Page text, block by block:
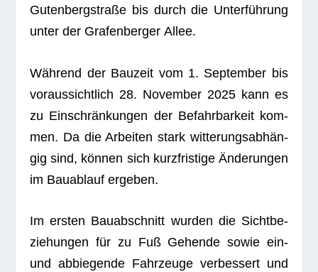
Guten­berg­straße bis durch die Unter­füh­rung
unter der Gra­fen­ber­ger Allee.
Wäh­rend der Bau­zeit vom 1. Sep­tem­ber bis
vor­aus­sicht­lich 28. Novem­ber 2025 kann es
zu Ein­schrän­kun­gen der Befahr­bar­keit kom­
men. Da die Arbei­ten stark wit­te­rungs­ab­hän­
gig sind, kön­nen sich kurz­fris­tige Ände­run­gen
im Bau­ab­lauf ergeben.
Im ers­ten Bau­ab­schnitt wur­den die Sicht­be­
zie­hun­gen für zu Fuß Gehende sowie ein-
und abbie­gende Fahr­zeuge ver­bes­sert und